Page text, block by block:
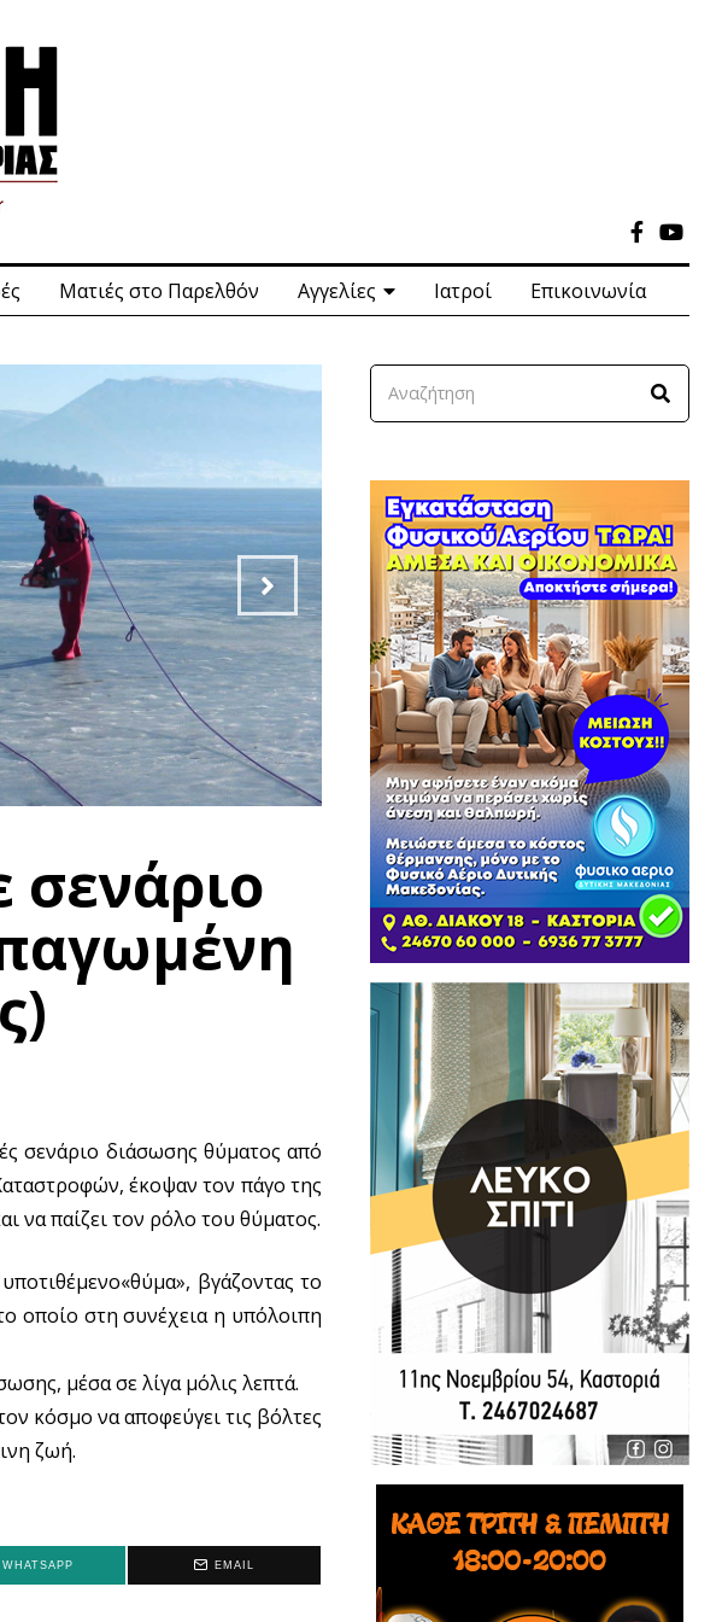
Ματιές στο Παρελθόν Αγγελίες Ιατροί Επικοινωνία
σενάριο
σενάριο διάσωσης θύματος από
έκοψαν τον πάγο της
να παίζει τον ρόλο του θύματος.
βγάζοντας το
οποίο στη συνέχεια η υπόλοιπη
μέσα σε λίγα μόλις λεπτά.
κόσμο να αποφεύγει τις βόλτες
ζωή.
WHATSAPP EMAIL